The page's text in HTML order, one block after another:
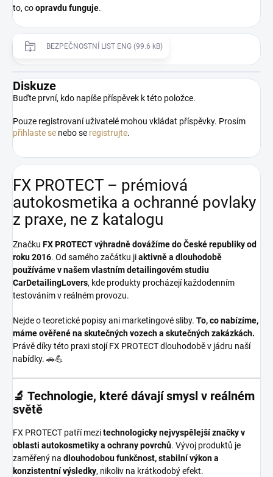
to, coopravdu funguje.
BEZPEČNOSTNÍ LIST ENG (99.6 kB)
Diskuze
Buďte první, kdo napíše příspěvek k této položce.
Pouze registrovaní uživatelé mohou vkládat příspěvky. Prosím
přihlaste se nebo se registrujte.
FX PROTECT – prémiová
autokosmetika a ochranné povlaky
z praxe, ne z katalogu
Značku FX PROTECTvýhradně dovážíme do České republiky od
roku 2016. Od samého začátku jiaktivně a dlouhodobě
používáme v našem vlastním detailingovém studiu
CarDetailingLovers, kde produkty procházejí každodenním
testováním v reálném provozu.
Nejde o teoretické popisy ani marketingové sliby. To, co nabízíme,
máme ověřené na skutečných vozech a skutečných zakázkách.
Právě díky této praxi stojí FX PROTECT dlouhodobě v jádru naší
nabídky. 🚗💪
🔬 Technologie, které dávají smysl v reálném
světě
FX PROTECT patří mezitechnologicky nejvyspělejší značky v
oblasti autokosmetiky a ochrany povrchů. Vývoj produktů je
zaměřený na dlouhodobou funkčnost, stabilní výkon a
konzistentní výsledky, nikoliv na krátkodobý efekt.